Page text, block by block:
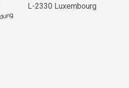
L-2330 Luxembourg